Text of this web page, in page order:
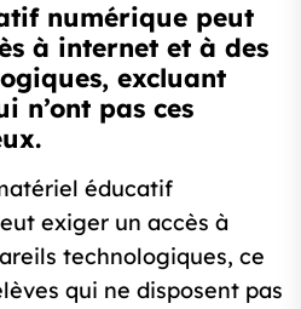
numérique peut
à internet et à des
excluant
n’ont pas ces
éducatif
exiger un accès à
technologiques, ce
qui ne disposent pas